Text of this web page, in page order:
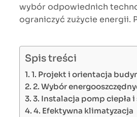
wybór odpowiednich
ograniczyć zużycie energii.
Spis treści
1. Projekt i orientacja
2. Wybór
3. Instalacja pomp ciepła
4. Efektywna klimatyzacja